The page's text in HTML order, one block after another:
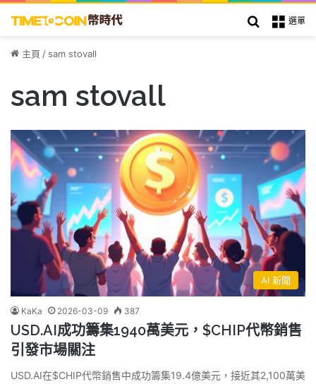
選單
搜索
主頁 / sam stovall
sam stovall
AI 新聞
KaKa 2026-03-09 387
USD.AI成功籌集1940萬美元，$CHIP代幣銷售
引發市場關注
USD.AI在$CHIP代幣銷售中成功籌集19.4億美元，接近其2,100萬美